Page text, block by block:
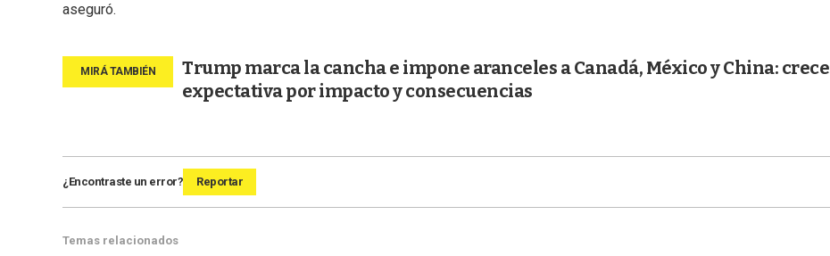
aseguró.
Trump marca la cancha e impone aranceles a Canadá, México y China: crece
expectativa por impacto y consecuencias
¿Encontraste un error? Reportar
Temas relacionados